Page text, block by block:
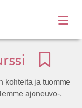
kohteita ja tuomme
ajoneuvo-,